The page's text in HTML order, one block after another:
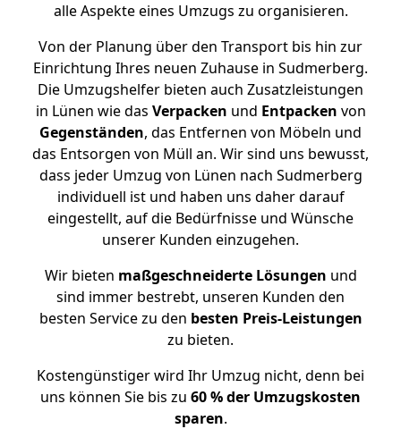
alle Aspekte eines Umzugs zu organisieren.
Von der Planung über den Transport bis hin zur
Einrichtung Ihres neuen Zuhause in Sudmerberg.
Die Umzugshelfer bieten auch Zusatzleistungen
in Lünen wie das Verpacken und Entpacken von
Gegenständen, das Entfernen von Möbeln und
das Entsorgen von Müll an. Wir sind uns bewusst,
dass jeder Umzug von Lünen nach Sudmerberg
individuell ist und haben uns daher darauf
eingestellt, auf die Bedürfnisse und Wünsche
unserer Kunden einzugehen.
Wir bieten maßgeschneiderte Lösungen und
sind immer bestrebt, unseren Kunden den
besten Service zu den besten Preis-Leistungen
zu bieten.
Kostengünstiger wird Ihr Umzug nicht, denn bei
uns können Sie bis zu 60 % der Umzugskosten
sparen.